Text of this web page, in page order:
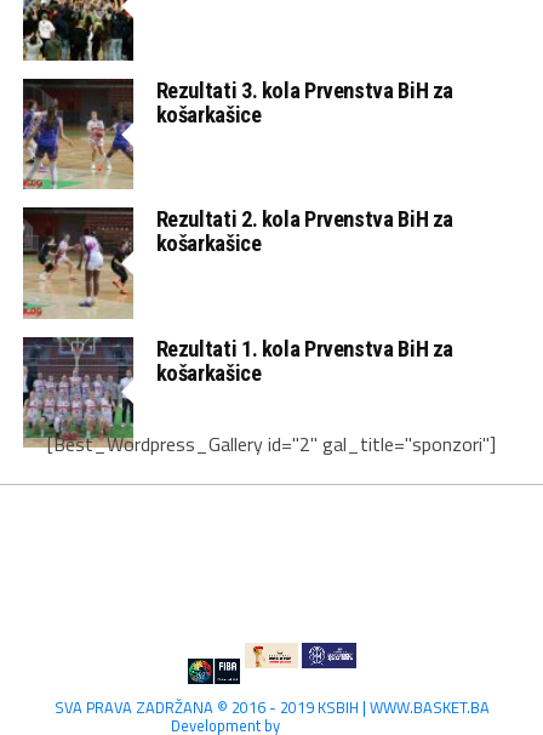
Rezultati 3. kola Prvenstva BiH za
košarkašice
Rezultati 2. kola Prvenstva BiH za
košarkašice
Rezultati 1. kola Prvenstva BiH za
košarkašice
[Best_Wordpress_Gallery id="2" gal_title="sponzori"]
SVA PRAVA ZADRŽANA © 2016 - 2019 KSBIH | WWW.BASKET.BA
Development by Lilium Digital.